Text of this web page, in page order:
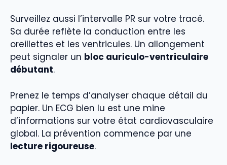
Surveillez aussi l’intervalle PR sur votre tracé.
Sa durée reflète la conduction entre les
oreillettes et les ventricules. Un allongement
peut signaler un bloc auriculo-ventriculaire
débutant.
Prenez le temps d’analyser chaque détail du
papier. Un ECG bien lu est une mine
d’informations sur votre état cardiovasculaire
global. La prévention commence par une
lecture rigoureuse.